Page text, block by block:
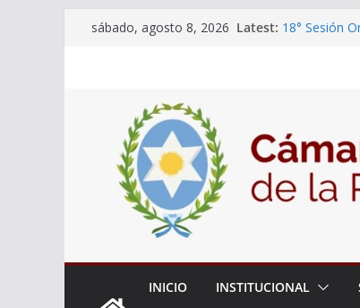
sábado, agosto 8, 2026 Latest: 18° Sesión
Expte. Nº
de
INICIO INSTITUCIONAL